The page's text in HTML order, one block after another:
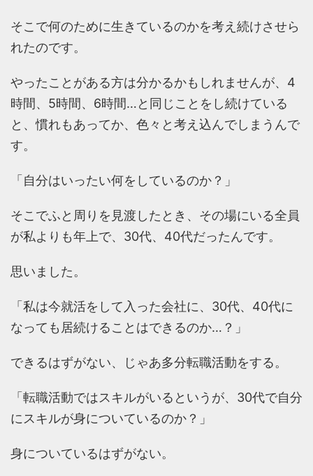
そこで何のために生きているのかを考え続けさせら
れたのです。
やったことがある方は分かるかもしれませんが、4
時間、5時間、6時間…と同じことをし続けている
と、慣れもあってか、色々と考え込んでしまうんで
す。
「自分はいったい何をしているのか？」
そこでふと周りを見渡したとき、その場にいる全員
が私よりも年上で、30代、40代だったんです。
思いました。
「私は今就活をして入った会社に、30代、40代に
なっても居続けることはできるのか…？」
できるはずがない、じゃあ多分転職活動をする。
「転職活動ではスキルがいるというが、30代で自分
にスキルが身についているのか？」
身についているはずがない。